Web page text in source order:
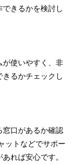
きるかを検討し
が使いやすく、非
るかチェックし
窓口があるか確認
ットなどでサポー
れば安心です。